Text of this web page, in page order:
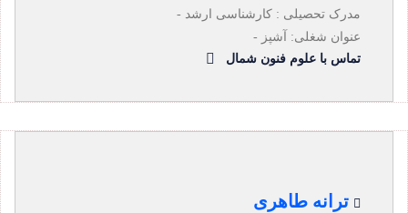
مدرک تحصیلی : کارشناسی ارشد -
عنوان شغلی: آشپز -
تماس با علوم فنون شمال
ترانه طاهری